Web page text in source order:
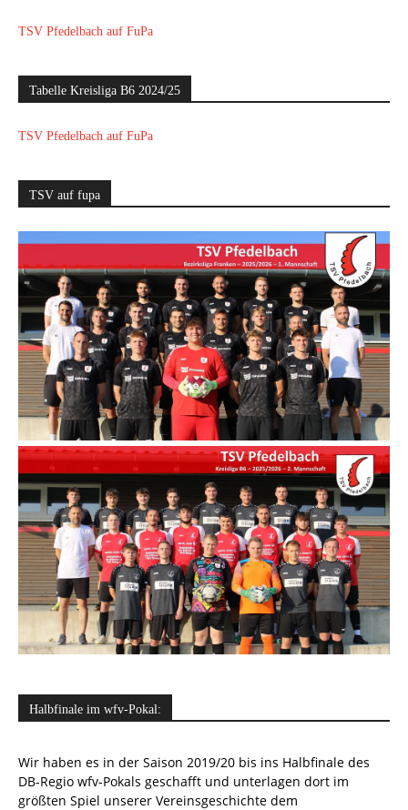
TSV Pfedelbach auf FuPa
Tabelle Kreisliga B6 2024/25
TSV Pfedelbach auf FuPa
TSV auf fupa
Halbfinale im wfv-Pokal:
Wir haben es in der Saison 2019/20 bis ins Halbfinale des
DB-Regio wfv-Pokals geschafft und unterlagen dort im
größten Spiel unserer Vereinsgeschichte dem